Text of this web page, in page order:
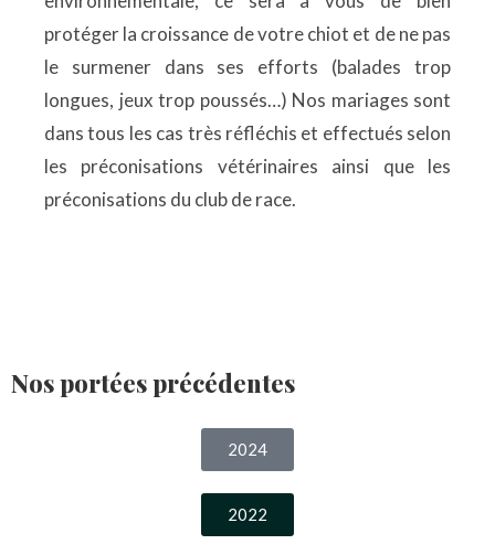
protéger la croissance de votre chiot et de ne pas
le surmener dans ses efforts (balades trop
longues, jeux trop poussés…) Nos mariages sont
dans tous les cas très réfléchis et effectués selon
les préconisations vétérinaires ainsi que les
préconisations du club de race.
Nos portées précédentes
2024
2022